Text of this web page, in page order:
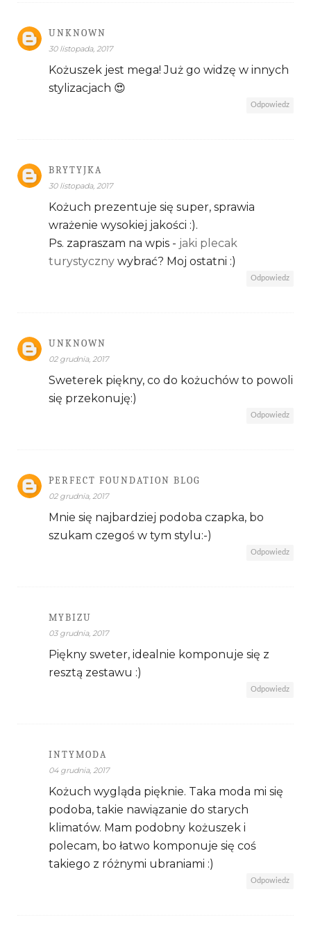
UNKNOWN
30 listopada, 2017
Kożuszek jest mega! Już go widzę w innych
stylizacjach 😍
Odpowiedz
BRYTYJKA
30 listopada, 2017
Kożuch prezentuje się super, sprawia
wrażenie wysokiej jakości :).
Ps. zapraszam na wpis - jaki plecak
turystyczny wybrać? Moj ostatni :)
Odpowiedz
UNKNOWN
02 grudnia, 2017
Sweterek piękny, co do kożuchów to powoli
się przekonuję:)
Odpowiedz
PERFECT FOUNDATION BLOG
02 grudnia, 2017
Mnie się najbardziej podoba czapka, bo
szukam czegoś w tym stylu:-)
Odpowiedz
MYBIZU
03 grudnia, 2017
Piękny sweter, idealnie komponuje się z
resztą zestawu :)
Odpowiedz
INTYMODA
04 grudnia, 2017
Kożuch wygląda pięknie. Taka moda mi się
podoba, takie nawiązanie do starych
klimatów. Mam podobny kożuszek i
polecam, bo łatwo komponuje się coś
takiego z różnymi ubraniami :)
Odpowiedz